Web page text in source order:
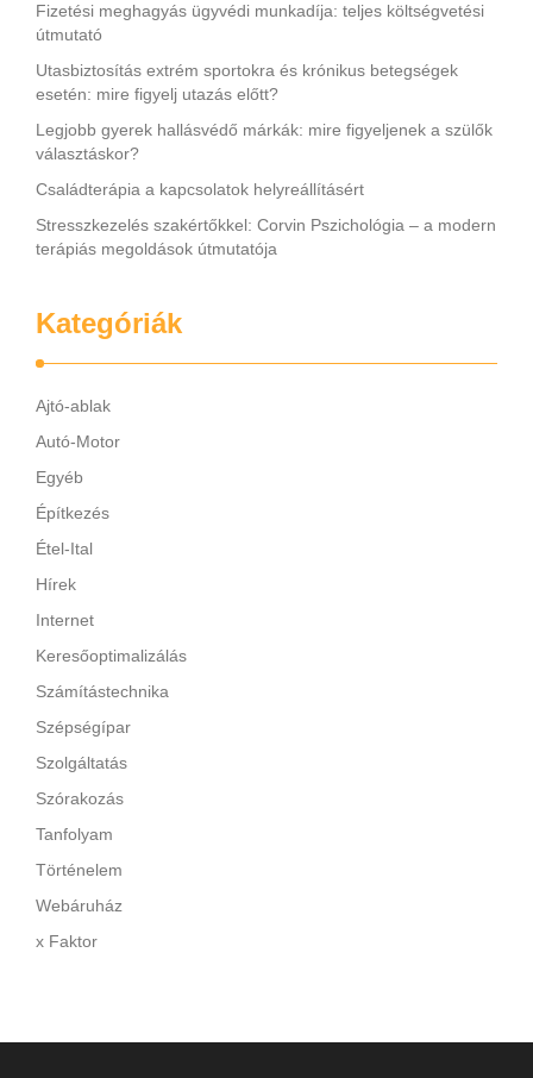
Fizetési meghagyás ügyvédi munkadíja: teljes költségvetési
útmutató
Utasbiztosítás extrém sportokra és krónikus betegségek
esetén: mire figyelj utazás előtt?
Legjobb gyerek hallásvédő márkák: mire figyeljenek a szülők
választáskor?
Családterápia a kapcsolatok helyreállításért
Stresszkezelés szakértőkkel: Corvin Pszichológia – a modern
terápiás megoldások útmutatója
Kategóriák
Ajtó-ablak
Autó-Motor
Egyéb
Építkezés
Étel-Ital
Hírek
Internet
Keresőoptimalizálás
Számítástechnika
Szépségípar
Szolgáltatás
Szórakozás
Tanfolyam
Történelem
Webáruház
x Faktor